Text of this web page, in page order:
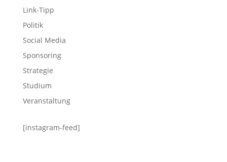
Link-Tipp
Politik
Social Media
Sponsoring
Strategie
Studium
Veranstaltung
[instagram-feed]